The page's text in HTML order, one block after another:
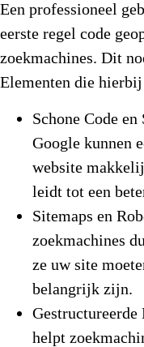
Een professioneel
eerste regel code
zoekmachines. Dit
Elementen die
Schone Code
Google kunnen
website
leidt tot een
Sitemaps en
zoekmachines
ze uw site
belangrijk zijn.
Gestructureerde
helpt